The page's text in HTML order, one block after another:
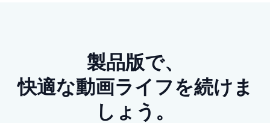
配信動画に出会う入口は、
ひとつとは限らない
製品版で、
快適な動画ライフを続けま
しょう。